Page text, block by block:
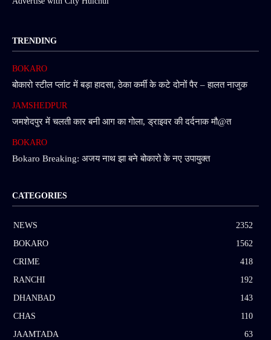
TRENDING
BOKARO
बोकारो स्टील प्लांट में बड़ा हादसा, ठेका कर्मी के कटे दोनों पैर – हालत नाजुक
JAMSHEDPUR
जमशेदपुर में चलती कार बनी आग का गोला, ड्राइवर की दर्दनाक मौ@त
BOKARO
Bokaro Breaking: अजय नाथ झा बने बोकारो के नए उपायुक्त
CATEGORIES
NEWS
2352
BOKARO
1562
CRIME
418
RANCHI
192
DHANBAD
143
CHAS
110
JAAMTADA
63